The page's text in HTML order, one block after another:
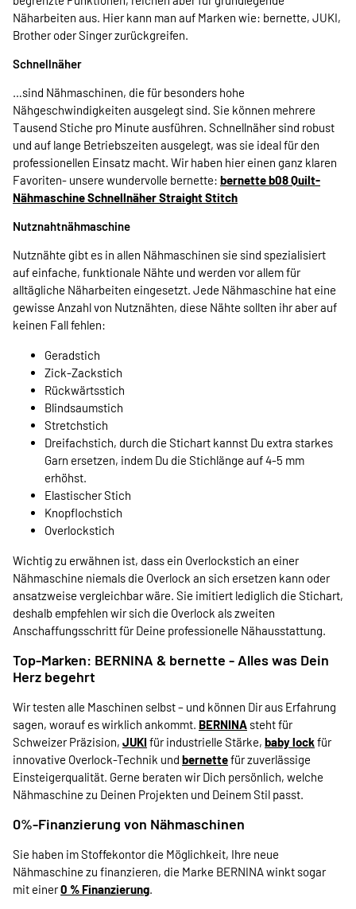
Näharbeiten aus. Hier kann man auf Marken wie: bernette, JUKI,
Brother oder Singer zurückgreifen.
Schnellnäher
…sind Nähmaschinen, die für besonders hohe
Nähgeschwindigkeiten ausgelegt sind. Sie können mehrere
Tausend Stiche pro Minute ausführen. Schnellnäher sind robust
und auf lange Betriebszeiten ausgelegt, was sie ideal für den
professionellen Einsatz macht. Wir haben hier einen ganz klaren
Favoriten- unsere wundervolle bernette: bernette b08 Quilt-
Nähmaschine Schnellnäher Straight Stitch
Nutznahtnähmaschine
Nutznähte gibt es in allen Nähmaschinen sie sind spezialisiert
auf einfache, funktionale Nähte und werden vor allem für
alltägliche Näharbeiten eingesetzt. Jede Nähmaschine hat eine
gewisse Anzahl von Nutznähten, diese Nähte sollten ihr aber auf
keinen Fall fehlen:
Geradstich
Zick-Zackstich
Rückwärtsstich
Blindsaumstich
Stretchstich
Dreifachstich, durch die Stichart kannst Du extra starkes
Garn ersetzen, indem Du die Stichlänge auf 4-5 mm
erhöhst.
Elastischer Stich
Knopflochstich
Overlockstich
Wichtig zu erwähnen ist, dass ein Overlockstich an einer
Nähmaschine niemals die Overlock an sich ersetzen kann oder
ansatzweise vergleichbar wäre. Sie imitiert lediglich die Stichart,
deshalb empfehlen wir sich die Overlock als zweiten
Anschaffungsschritt für Deine professionelle Nähausstattung.
Top-Marken: BERNINA & bernette - Alles was Dein
Herz begehrt
Wir testen alle Maschinen selbst – und können Dir aus Erfahrung
sagen, worauf es wirklich ankommt. BERNINA steht für
Schweizer Präzision, JUKI für industrielle Stärke, baby lockfür
innovative Overlock-Technik und bernettefür zuverlässige
Einsteigerqualität. Gerne beraten wir Dich persönlich, welche
Nähmaschine zu Deinen Projekten und Deinem Stil passt.
0%-Finanzierung von Nähmaschinen
Sie haben im Stoffekontor die Möglichkeit, Ihre neue
Nähmaschine zu finanzieren, die Marke BERNINA winkt sogar
mit einer0 % Finanzierung.